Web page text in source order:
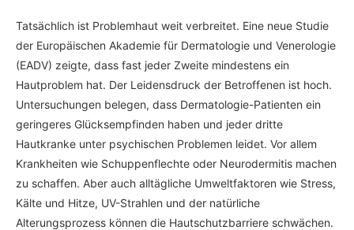
Tatsächlich ist Problemhaut weit verbreitet. Eine neue Studie
der Europäischen Akademie für Dermatologie und Venerologie
(EADV) zeigte, dass fast jeder Zweite mindestens ein
Hautproblem hat. Der Leidensdruck der Betroffenen ist hoch.
Untersuchungen belegen, dass Dermatologie-Patienten ein
geringeres Glücksempfinden haben und jeder dritte
Hautkranke unter psychischen Problemen leidet. Vor allem
Krankheiten wie Schuppenflechte oder Neurodermitis machen
zu schaffen. Aber auch alltägliche Umweltfaktoren wie Stress,
Kälte und Hitze, UV-Strahlen und der natürliche
Alterungsprozess können die Hautschutzbarriere schwächen.